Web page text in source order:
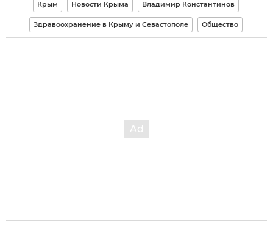
Крым Новости Крыма Владимир Константинов
Здравоохранение в Крыму и Севастополе Общество